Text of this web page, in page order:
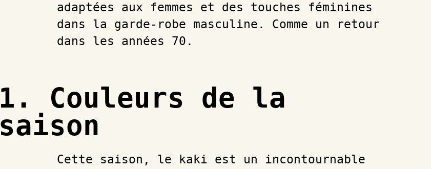
adaptées aux femmes et des touches féminines
dans la garde-robe masculine. Comme un retour
dans les années 70.
1. Couleurs de la
saison
Cette saison, le kaki est un incontournable